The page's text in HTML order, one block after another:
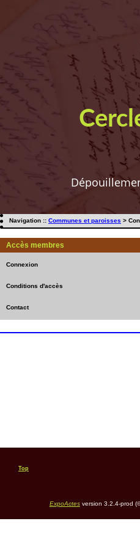
Navigation :: Communes et paroisses >
Accès membres
Connexion
Conditions d'accès
Contact
Top
ExpoActesversion 3.2.4-prod